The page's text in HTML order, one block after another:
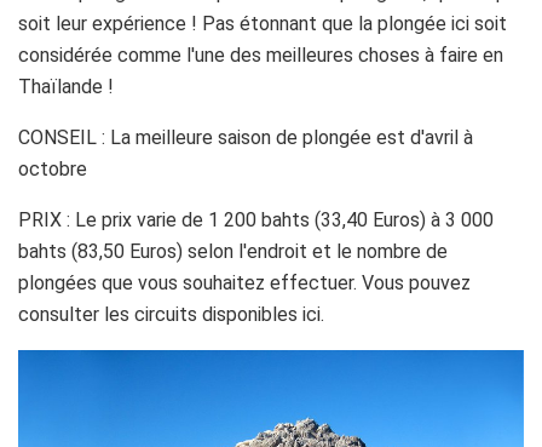
soit leur expérience ! Pas étonnant que la plongée ici soit
considérée comme l'une des meilleures choses à faire en
Thaïlande !
CONSEIL : La meilleure saison de plongée est d'avril à
octobre
PRIX : Le prix varie de 1 200 bahts (33,40 Euros) à 3 000
bahts (83,50 Euros) selon l'endroit et le nombre de
plongées que vous souhaitez effectuer. Vous pouvez
consulter les circuits disponibles ici.